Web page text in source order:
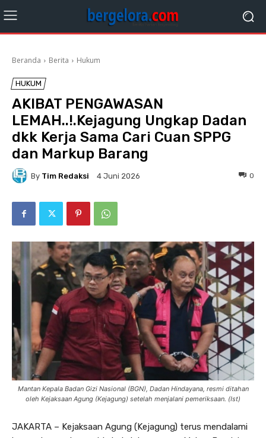
Beranda Berita Hukum
HUKUM
AKIBAT PENGAWASAN
LEMAH..!.Kejagung Ungkap Dadan
dkk Kerja Sama Cari Cuan SPPG
dan Markup Barang
By Tim Redaksi 4 Juni 2026 0
Mantan Kepala Badan Gizi Nasional (BGN), Dadan Hindayana, resmi ditahan
oleh Kejaksaan Agung (Kejagung) setelah menjalani pemeriksaan. (Ist)
JAKARTA – Kejaksaan Agung (Kejagung) terus mendalami